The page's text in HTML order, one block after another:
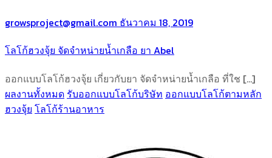
growsproject@gmail.com ธันวาคม 18, 2019
โลโก้ฮวงจุ้ย จัดจำหน่ายน้ำเกลือ ยา Abel
ออกแบบโลโก้ฮวงจุ้ย เกี่ยวกับยา จัดจำหน่ายน้ำเกลือ ที่ใช […]
ผลงานทั้งหมด รับออกแบบโลโก้บริษัท ออกแบบโลโก้ตามหลัก
ฮวงจุ้ย โลโก้ร้านอาหาร